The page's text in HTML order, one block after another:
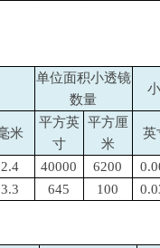
单位面积小透镜
数量
米
平方英
寸
平方厘
米
英
2.4 40000 6200
3.3 645 100